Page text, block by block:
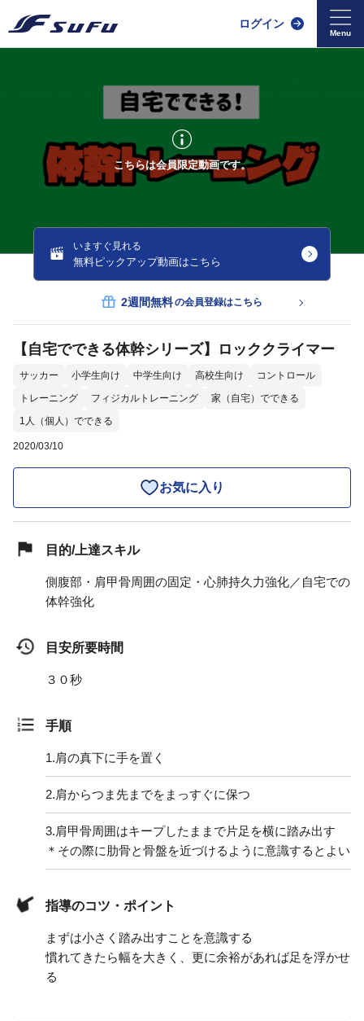
ログイン
こちらは会員限定動画です。
いますぐ見れる
無料ピックアップ動画はこちら
2週間無料の会員登録はこちら
【自宅でできる体幹シリーズ】ロッククライマー
サッカー 小学生向け 中学生向け 高校生向け
コントロール
トレーニング
フィジカルトレーニング
家（自宅）でできる
1人（個人）でできる
2020/03/10
お気に入り
目的/上達スキル
側腹部・肩甲骨周囲の固定・心肺持久力強化／自宅での
体幹強化
目安所要時間
３０秒
手順
1.肩の真下に手を置く
2.肩からつま先までをまっすぐに保つ
3.肩甲骨周囲はキープしたままで片足を横に踏み出す
＊その際に肋骨と骨盤を近づけるように意識するとよい
指導のコツ・ポイント
まずは小さく踏み出すことを意識する
慣れてきたら幅を大きく、更に余裕があれば足を浮かせ
る